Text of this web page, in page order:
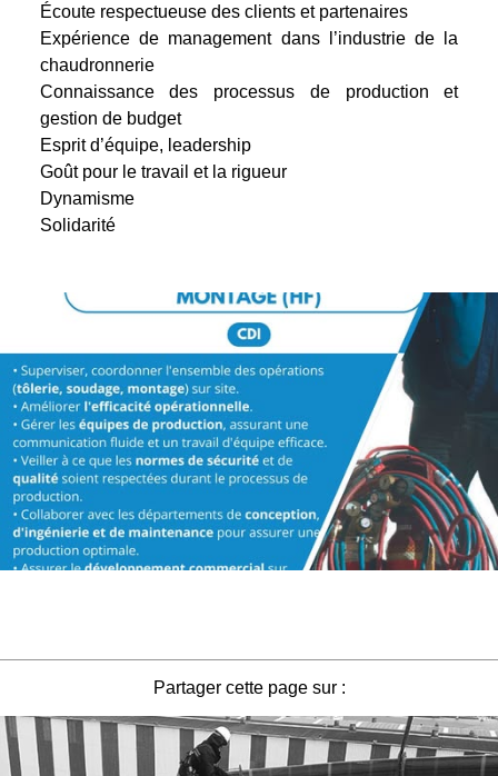
Écoute respectueuse des clients et partenaires
Expérience de management dans l’industrie de la
chaudronnerie
Connaissance des processus de production et
gestion de budget
Esprit d’équipe, leadership
Goût pour le travail et la rigueur
Dynamisme
Solidarité
Partager cette page sur :